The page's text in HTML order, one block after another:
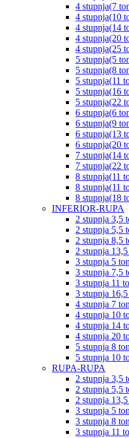
4 stupnja(7
4 stupnja(10
4 stupnja(14
4 stupnja(20
4 stupnja(25
5 stupnja(5
5 stupnja(8
5 stupnja(11
5 stupnja(16
5 stupnja(22
6 stupnja(6
6 stupnja(9
6 stupnja(13
6 stupnja(20
7 stupnja(14
7 stupnja(22
8 stupnja(11
8 stupnja(11
8 stupnja(18
INFERIOR-RUPA
2 stupnja 3,5
2 stupnja 5,5
2 stupnja 8,5
2 stupnja
3 stupnja 5
3 stupnja 7,5
3 stupnja 11
3 stupnja
4 stupnja 7
4 stupnja 10
4 stupnja 14
4 stupnja 20
5 stupnja 8
5 stupnja 10
RUPA-RUPA
2 stupnja 3,5
2 stupnja 5,5
2 stupnja
3 stupnja 5
3 stupnja 8
3 stupnja 11